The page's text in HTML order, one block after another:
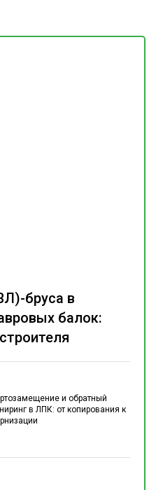
и обратный
в ЛПК: от копирования к
бруса в
балок: